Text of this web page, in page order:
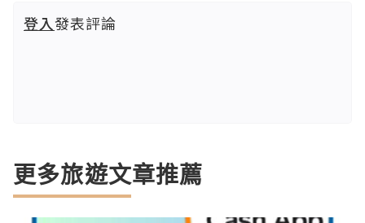
登入發表評論
更多旅遊文章推薦